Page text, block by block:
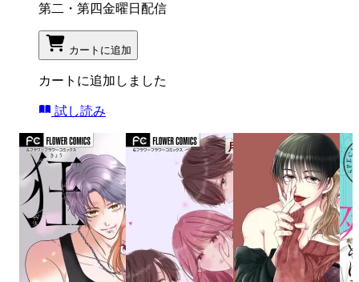
第二・第四金曜日配信
カートに追加
カートに追加しました
試し読み